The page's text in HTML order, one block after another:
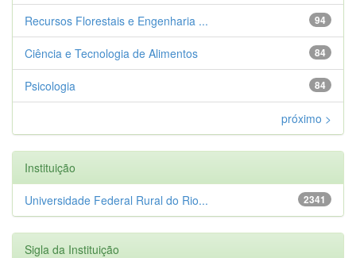
94
Recursos Florestais e Engenharia ...
84
Ciência e Tecnologia de Alimentos
84
Psicologia
próximo >
Instituição
2341
Universidade Federal Rural do Rio...
Sigla da Instituição